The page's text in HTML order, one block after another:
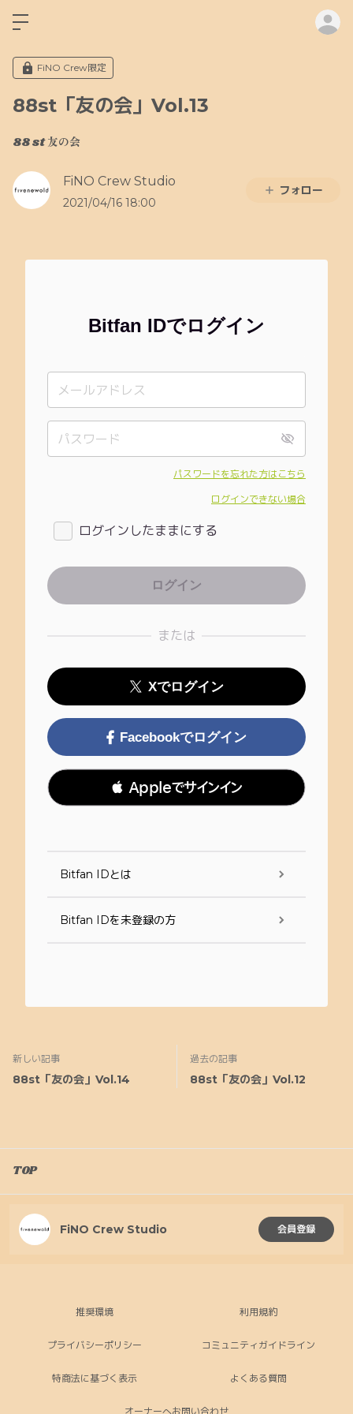
FiNO Crew限定
88st「友の会」Vol.13
88 st 友の会
FiNO Crew Studio
2021/04/16 18:00
フォロー
Bitfan IDでログイン
パスワードを忘れた方はこちら
ログインできない場合
ログインしたままにする
または
Xでログイン
Facebookでログイン
 Appleでサインイン
Bitfan IDとは
Bitfan IDを未登録の方
新しい記事
88st「友の会」Vol.14
過去の記事
88st「友の会」Vol.12
TOP
FiNO Crew Studio 会員登録
推奨環境 利用規約
プライバシーポリシー コミュニティガイドライン
特商法に基づく表示 よくある質問
オーナーへお問い合わせ